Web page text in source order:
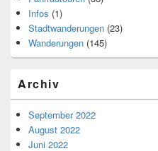
Infos (1)
Stadtwanderungen (23)
Wanderungen (145)
Archiv
September 2022
August 2022
Juni 2022